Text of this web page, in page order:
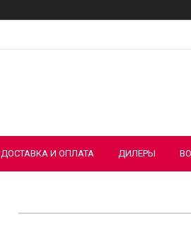
ДОСТАВКА И ОПЛАТА ДИЛЕРЫ